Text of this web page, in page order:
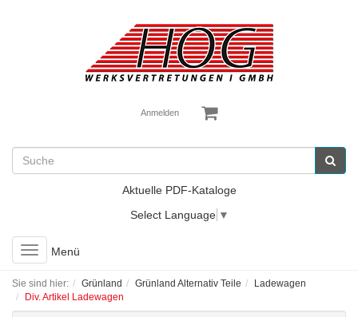
Anmelden
Aktuelle PDF-Kataloge
Select Language ▼
Toggle
navigation
Menü
Sie sind hier: Grünland Grünland Alternativ Teile
Ladewagen
Div. Artikel Ladewagen